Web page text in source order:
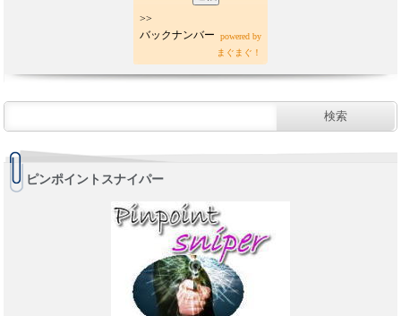
>>
バックナンバー
powered by
まぐまぐ！
ピンポイントスナイパー